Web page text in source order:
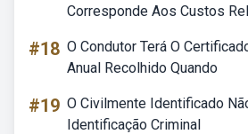
Corresponde Aos Custos
#18 O Condutor Terá O
Anual Recolhido Quando
#19 O Civilmente Identificado
Identificação Criminal